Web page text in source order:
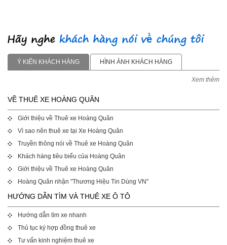
Ý KIẾN KHÁCH HÀNG HÌNH ẢNH KHÁCH HÀNG
Xem thêm
VỀ THUÊ XE HOÀNG QUÂN
Giới thiệu về Thuê xe Hoàng Quân
Vì sao nên thuê xe tại Xe Hoàng Quân
Truyền thông nói về Thuê xe Hoàng Quân
Khách hàng tiêu biểu của Hoàng Quân
Giới thiệu về Thuê xe Hoàng Quân
Hoàng Quân nhận "Thương Hiệu Tin Dùng VN"
HƯỚNG DẪN TÌM VÀ THUÊ XE Ô TÔ
Hướng dẫn tìm xe nhanh
Thủ tục ký hợp đồng thuê xe
Tư vấn kinh nghiệm thuê xe